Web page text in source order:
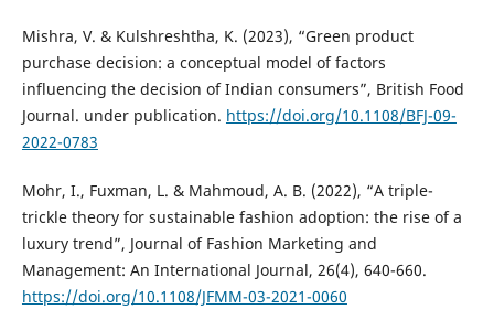
Mishra, V. & Kulshreshtha, K. (2023), “Green product
purchase decision: a conceptual model of factors
influencing the decision of Indian consumers”, British Food
Journal. under publication. https://doi.org/10.1108/BFJ-09-
2022-0783
Mohr, I., Fuxman, L. & Mahmoud, A. B. (2022), “A triple-
trickle theory for sustainable fashion adoption: the rise of a
luxury trend”, Journal of Fashion Marketing and
Management: An International Journal, 26(4), 640-660.
https://doi.org/10.1108/JFMM-03-2021-0060